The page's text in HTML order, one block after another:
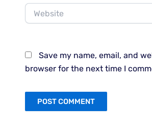
Website
Save my name, email, and
browser for the next time I